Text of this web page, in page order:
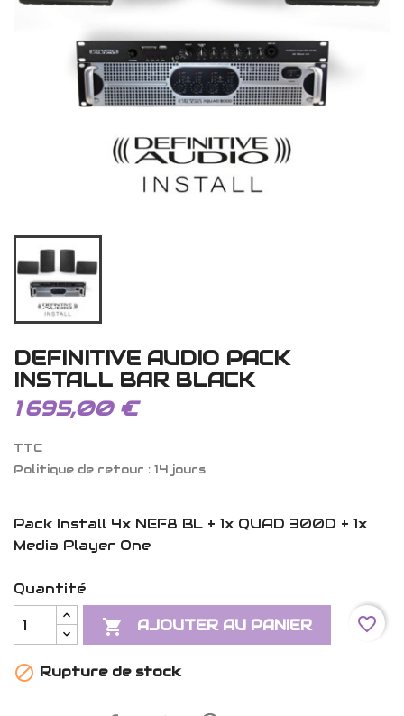
DEFINITIVE AUDIO PACK
INSTALL BAR BLACK
1 695,00 €
TTC
Politique de retour : 14 jours
Pack Install 4x NEF8 BL + 1x QUAD 300D + 1x
Media Player One
Quantité
 AJOUTER AU PANIER favorite_border
 Rupture de stock